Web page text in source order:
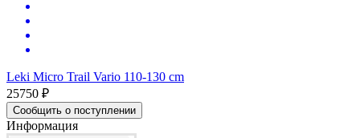
Leki Micro Trail Vario 110-130 cm
25750 ₽
Сообщить о поступлении
Информация